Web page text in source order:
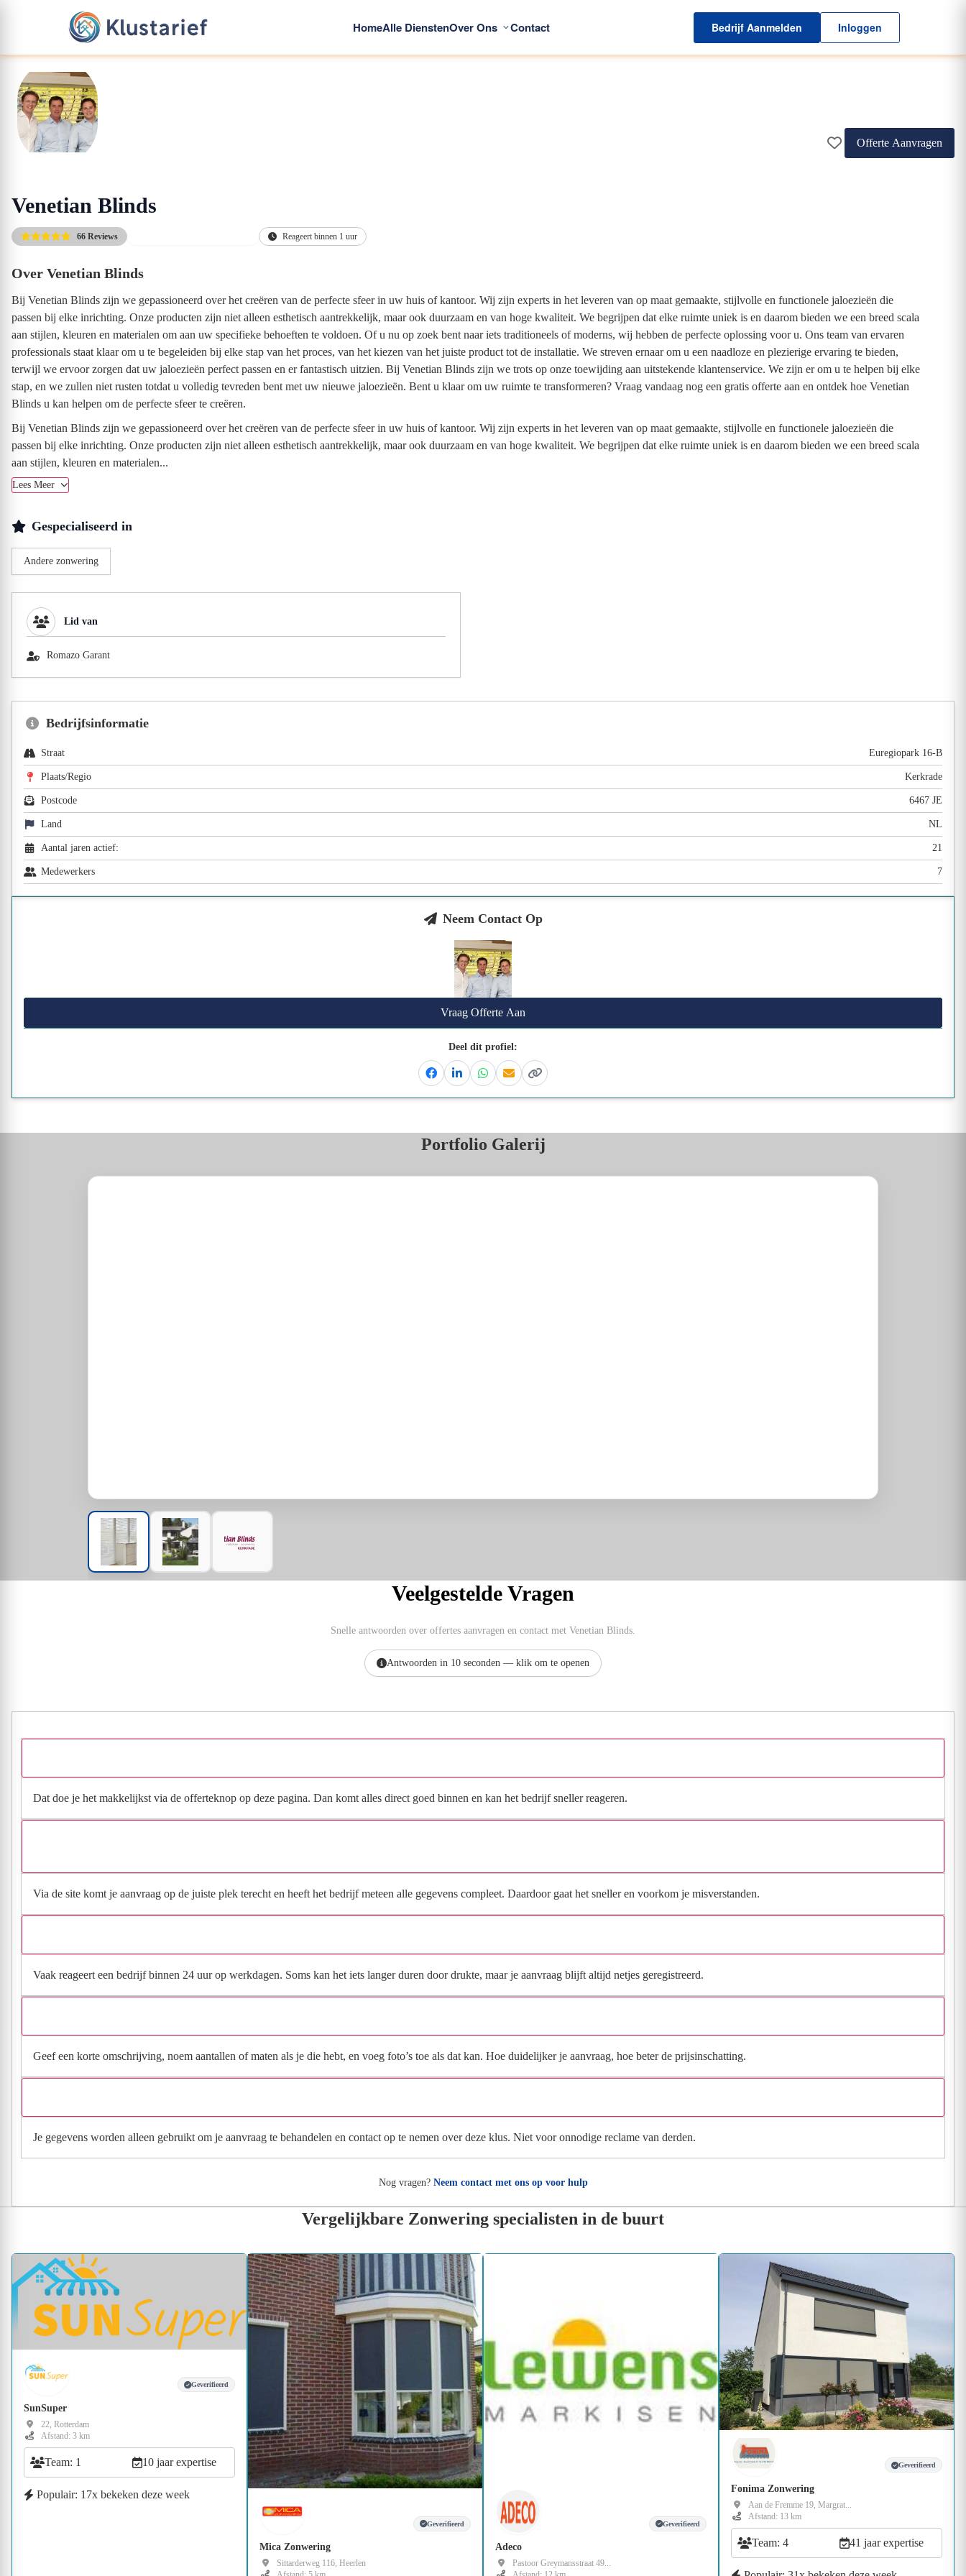
HomeAlle DienstenOver Ons Contact Bedrijf Aanmelden Inloggen
Offerte Aanvragen
Venetian Blinds
66 Reviews Reageert binnen 1 uur
Over Venetian Blinds
Bij Venetian Blinds zijn we gepassioneerd over het creëren van de perfecte sfeer in uw huis of kantoor. Wij zijn experts in het leveren van op maat gemaakte, stijlvolle en functionele jaloezieën die
passen bij elke inrichting. Onze producten zijn niet alleen esthetisch aantrekkelijk, maar ook duurzaam en van hoge kwaliteit. We begrijpen dat elke ruimte uniek is en daarom bieden we een breed scala
aan stijlen, kleuren en materialen om aan uw specifieke behoeften te voldoen. Of u nu op zoek bent naar iets traditioneels of moderns, wij hebben de perfecte oplossing voor u. Ons team van ervaren
professionals staat klaar om u te begeleiden bij elke stap van het proces, van het kiezen van het juiste product tot de installatie. We streven ernaar om u een naadloze en plezierige ervaring te bieden,
terwijl we ervoor zorgen dat uw jaloezieën perfect passen en er fantastisch uitzien. Bij Venetian Blinds zijn we trots op onze toewijding aan uitstekende klantenservice. We zijn er om u te helpen bij elke
stap, en we zullen niet rusten totdat u volledig tevreden bent met uw nieuwe jaloezieën. Bent u klaar om uw ruimte te transformeren? Vraag vandaag nog een gratis offerte aan en ontdek hoe Venetian
Blinds u kan helpen om de perfecte sfeer te creëren.
Bij Venetian Blinds zijn we gepassioneerd over het creëren van de perfecte sfeer in uw huis of kantoor. Wij zijn experts in het leveren van op maat gemaakte, stijlvolle en functionele jaloezieën die
passen bij elke inrichting. Onze producten zijn niet alleen esthetisch aantrekkelijk, maar ook duurzaam en van hoge kwaliteit. We begrijpen dat elke ruimte uniek is en daarom bieden we een breed scala
aan stijlen, kleuren en materialen...
Lees Meer
Gespecialiseerd in
Andere zonwering
Lid van
Romazo Garant
Bedrijfsinformatie
Straat Euregiopark 16-B
Plaats/Regio Kerkrade
Postcode 6467 JE
Land NL
Aantal jaren actief: 21
Medewerkers 7
Neem Contact Op
Vraag Offerte Aan
Deel dit profiel:
FacebookLinkedinWhatsapp
EmailKopieer link
Portfolio Galerij
Veelgestelde Vragen
Snelle antwoorden over offertes aanvragen en contact met Venetian Blinds.
Antwoorden in 10 seconden — klik om te openen
Dat doe je het makkelijkst via de offerteknop op deze pagina. Dan komt alles direct goed binnen en kan het bedrijf sneller reageren.
Via de site komt je aanvraag op de juiste plek terecht en heeft het bedrijf meteen alle gegevens compleet. Daardoor gaat het sneller en voorkom je misverstanden.
Vaak reageert een bedrijf binnen 24 uur op werkdagen. Soms kan het iets langer duren door drukte, maar je aanvraag blijft altijd netjes geregistreerd.
Geef een korte omschrijving, noem aantallen of maten als je die hebt, en voeg foto’s toe als dat kan. Hoe duidelijker je aanvraag, hoe beter de prijsinschatting.
Je gegevens worden alleen gebruikt om je aanvraag te behandelen en contact op te nemen over deze klus. Niet voor onnodige reclame van derden.
Nog vragen? Neem contact met ons op voor hulp
Vergelijkbare Zonwering specialisten in de buurt
Geverifieerd
SunSuper
22, Rotterdam
Afstand: 3 km
Team: 1 10 jaar expertise
Populair: 17x bekeken deze week
Geverifieerd
Mica Zonwering
Sittarderweg 116, Heerlen
Geverifieerd
Adeco
Pastoor Greymansstraat 49...
Geverifieerd
Fonima Zonwering
Aan de Fremme 19, Margrat...
Afstand: 13 km
Team: 4 41 jaar expertise